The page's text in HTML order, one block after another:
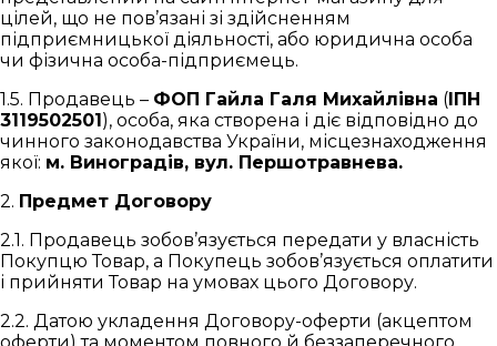
цілей, що не пов’язані зі здійсненням
підприємницької діяльності, або юридична особа
чи фізична особа-підприємець.
1.5. Продавець – ФОП Гайла Галя Михайлівна ( ІПН
3119502501 ), особа, яка створена і діє відповідно до
чинного законодавства України, місцезнаходження
якої: м. Виноградів, вул. Першотравнева.
2. Предмет Договору
2.1. Продавець зобов’язується передати у власність
Покупцю Товар, а Покупець зобов’язується оплатити
і прийняти Товар на умовах цього Договору.
2.2. Датою укладення Договору-оферти (акцептом